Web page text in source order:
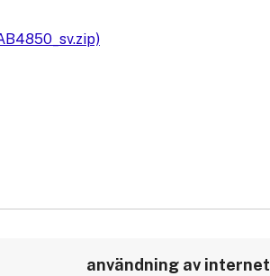
användning av internet